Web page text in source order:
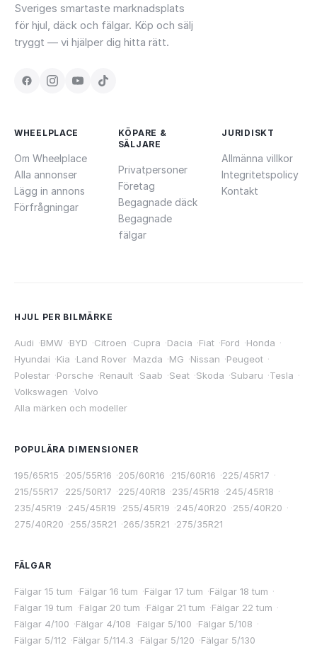
Sveriges smartaste marknadsplats
för hjul, däck och fälgar. Köp och sälj
tryggt — vi hjälper dig hitta rätt.
WHEELPLACE
Om Wheelplace
Alla annonser
Lägg in annons
Förfrågningar
KÖPARE &
SÄLJARE
Privatpersoner
Företag
Begagnade däck
Begagnade
fälgar
JURIDISKT
Allmänna villkor
Integritetspolicy
Kontakt
HJUL PER BILMÄRKE
Audi ·BMW ·BYD ·Citroen ·Cupra ·Dacia ·Fiat ·Ford ·Honda ·
Hyundai ·Kia ·Land Rover ·Mazda ·MG ·Nissan ·Peugeot ·
Polestar ·Porsche ·Renault ·Saab ·Seat ·Skoda ·Subaru ·Tesla ·
Volkswagen ·Volvo
Alla märken och modeller
POPULÄRA DIMENSIONER
195/65R15 ·205/55R16 ·205/60R16 ·215/60R16 ·225/45R17 ·
215/55R17 ·225/50R17 ·225/40R18 ·235/45R18 ·245/45R18 ·
235/45R19 ·245/45R19 ·255/45R19 ·245/40R20 ·255/40R20 ·
275/40R20 ·255/35R21 ·265/35R21 ·275/35R21
FÄLGAR
Fälgar 15 tum ·Fälgar 16 tum ·Fälgar 17 tum ·Fälgar 18 tum ·
Fälgar 19 tum ·Fälgar 20 tum ·Fälgar 21 tum ·Fälgar 22 tum ·
Fälgar 4/100 ·Fälgar 4/108 ·Fälgar 5/100 ·Fälgar 5/108 ·
Fälgar 5/112 ·Fälgar 5/114.3 ·Fälgar 5/120 ·Fälgar 5/130